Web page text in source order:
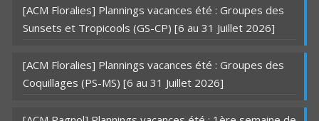
[ACM Floralies] Plannings vacances été : Groupes des
Sunsets et Tropicools (GS-CP) [6 au 31 Juillet 2026]
[ACM Floralies] Plannings vacances été : Groupes des
Coquillages (PS-MS) [6 au 31 Juillet 2026]